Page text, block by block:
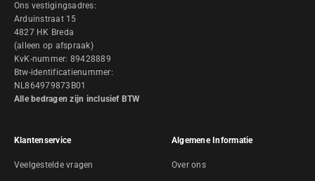
Ons vestigingsadres:
Arduinstraat 15
4827 HK Breda
(alleen op afspraak)
KvK-nummer: 89428889
Btw-identificatienummer:
NL864979873B01
Alle bedragen zijn inclusief BTW
Klantenservice
Veelgestelde vragen
Algemene Informatie
Over ons